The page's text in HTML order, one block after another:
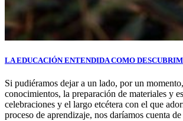
LA EDUCACIÓN ENTENDIDA COMO
Si pudiéramos dejar a un lado, por un
conocimientos, la preparación de materiales y
celebraciones y el largo etcétera con el que
proceso de aprendizaje, nos daríamos cuenta